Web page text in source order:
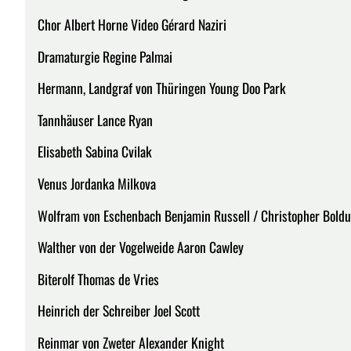
Chor Albert Horne Video Gérard Naziri
Dramaturgie Regine Palmai
Hermann, Landgraf von Thüringen Young Doo Park
Tannhäuser Lance Ryan
Elisabeth Sabina Cvilak
Venus Jordanka Milkova
Wolfram von Eschenbach Benjamin Russell / Christopher
Walther von der Vogelweide Aaron Cawley
Biterolf Thomas de Vries
Heinrich der Schreiber Joel Scott
Reinmar von Zweter Alexander Knight